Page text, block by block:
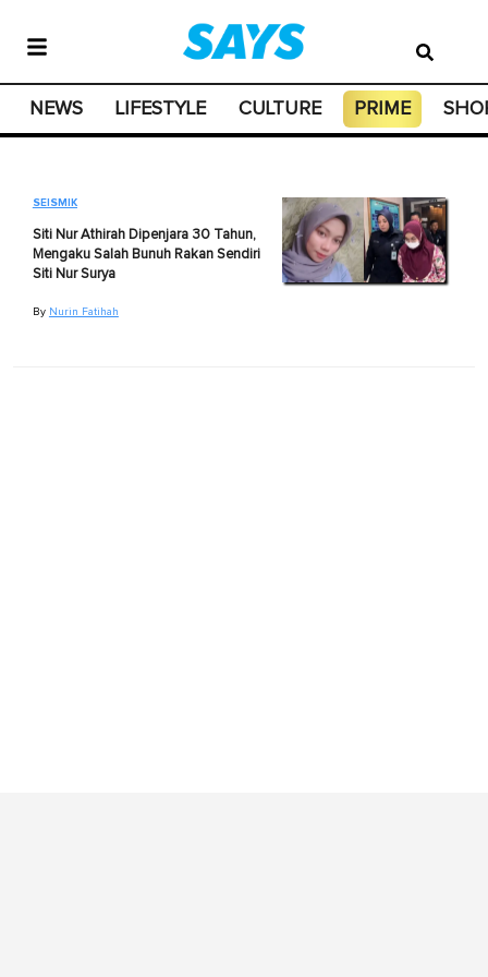
NEWS LIFESTYLE CULTURE PRIME
SEISMIK
Siti Nur Athirah Dipenjara 30 Tahun,
Mengaku Salah Bunuh Rakan Sendiri
Siti Nur Surya
By Nurin Fatihah